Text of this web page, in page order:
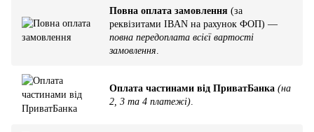
Повна оплата замовлення (за
реквізитами IBAN на рахунок ФОП) —
повна передоплата всієї вартості
замовлення
Оплата частинами від ПриватБанка (на
2, 3 та 4 платежі)